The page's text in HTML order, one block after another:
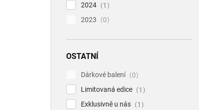
2024
1
2023
0
OSTATNÍ
Dárkové balení
0
Limitovaná edice
1
Exklusivně u nás
1